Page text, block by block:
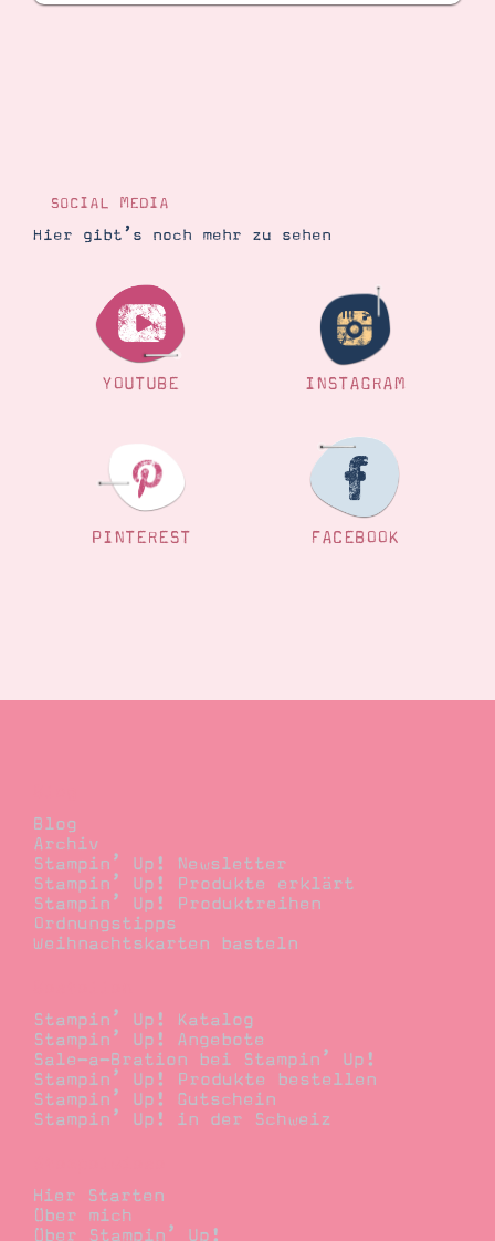
SOCIAL MEDIA
Hier gibt’s noch mehr zu sehen
YOUTUBE INSTAGRAM
PINTEREST FACEBOOK
Blog
Archiv
Stampin’ Up! Newsletter
Stampin’ Up! Produkte erklärt
Stampin’ Up! Produktreihen
Ordnungstipps
Weihnachtskarten basteln
Stampin’ Up! Katalog
Stampin’ Up! Angebote
Sale-a-Bration bei Stampin’ Up!
Stampin’ Up! Produkte bestellen
Stampin’ Up! Gutschein
Stampin’ Up! in der Schweiz
Hier Starten
Über mich
Über Stampin’ Up!